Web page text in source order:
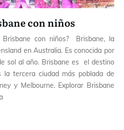
con niños
con niños? Brisbane, la
en Australia. Es conocida por
sol al año. Brisbane es el destino
tercera ciudad más poblada de
y Melbourne. Explorar Brisbane